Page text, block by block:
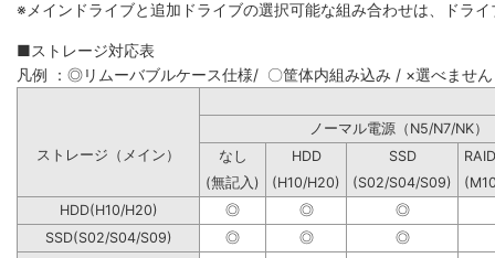
※メインドライブと追加ドライブの選択可能な組み合わせは、ドラ
■ストレージ対応表
凡例 ：◎リムーバブルケース仕様/ 〇筐体内組み込み / ×選べません
ノーマル電源（N5/
ストレージ（メイン）
なし HDD SSD
(無記入)
(H10/H20) (S02/S04/S09)
HDD(H10/H20)
◎ ◎
◎
SSD(S02/S04/S09)
◎ ◎
◎